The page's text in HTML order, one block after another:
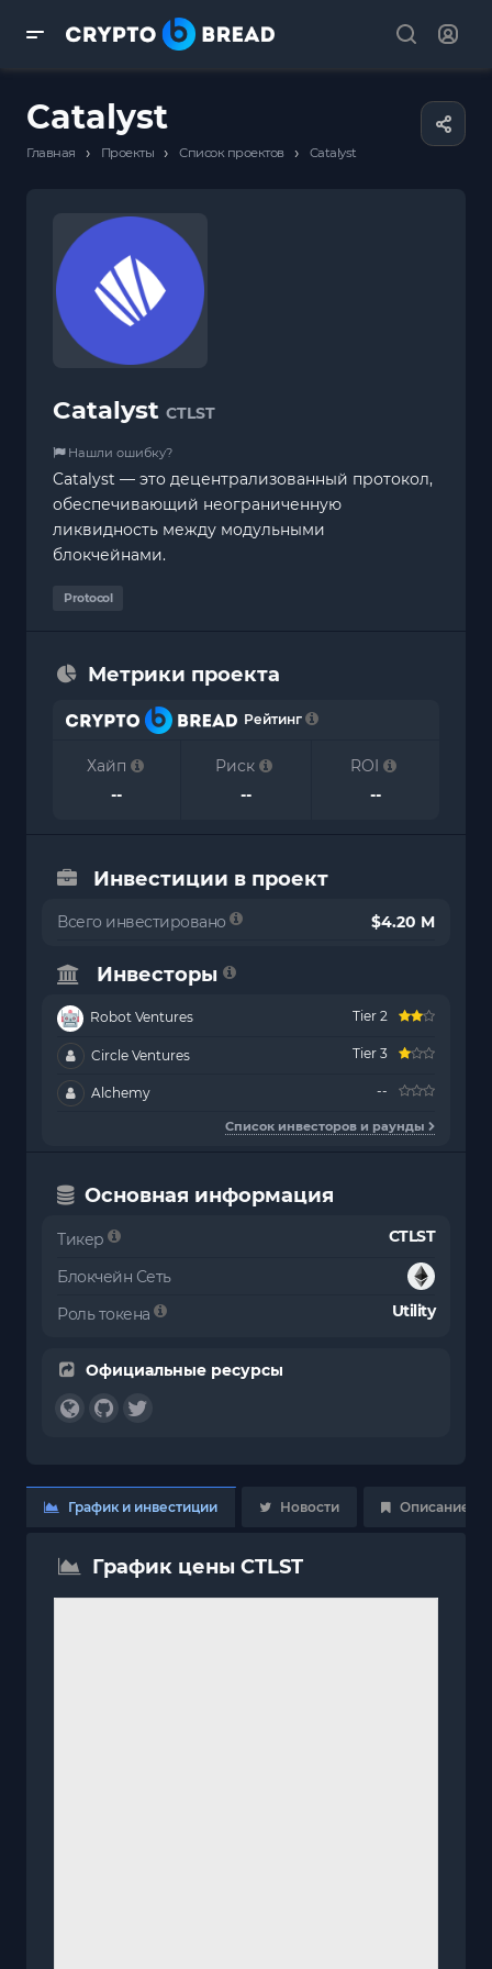
Catalyst
Главная › Проекты › Список проектов › Catalyst
Catalyst CTLST
Нашли ошибку?
Catalyst — это децентрализованный протокол,
обеспечивающий неограниченную
ликвидность между модульными
блокчейнами.
Protocol
Метрики проекта
Рейтинг
Хайп
--
Риск
--
ROI
--
Инвестиции в проект
Всего инвестировано $4.20 M
Инвесторы
Robot Ventures Tier 2
Circle Ventures Tier 3
Alchemy --
Список инвесторов и раунды
Основная информация
Тикер CTLST
Блокчейн Сеть
Роль токена
Utility
Официальные ресурсы
График и инвестиции Новости Описание
График цены CTLST